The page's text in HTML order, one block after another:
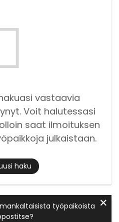
vastaavia
Voit halutessasi
saat ilmoituksen
julkaistaan.
haku
työpaikoista ✕